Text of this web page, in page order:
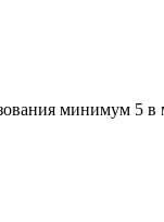
минимум 5